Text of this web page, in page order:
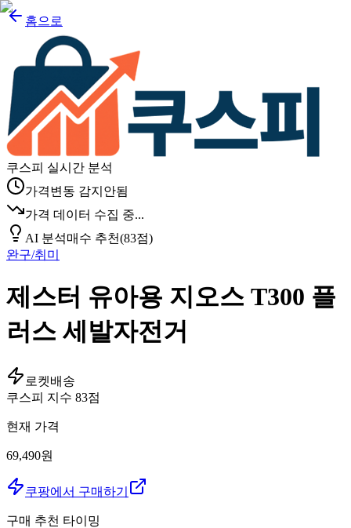
홈으로
쿠스피 실시간 분석
가격변동 감지안됨
가격 데이터 수집 중...
AI 분석매수 추천(83점)
완구/취미
제스터 유아용 지오스 T300 플
러스 세발자전거
로켓배송
쿠스피 지수 83점
현재 가격
69,490원
쿠팡에서 구매하기
구매 추천 타이밍